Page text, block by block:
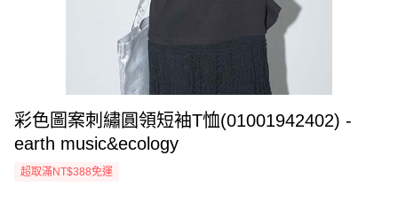
彩色圖案刺繡圓領短袖T恤(01001942402) -
earth music&ecology
超取滿NT$388免運